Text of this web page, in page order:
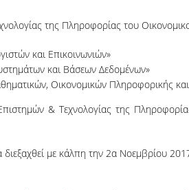
της Πληροφορίας του
και Επικοινωνιών»
και Βάσεων Δεδομένων»
Οικονομικών Πληροφορικής και
& Τεχνολογίας της
διεξαχθεί με κάλπη την 2α Νοεμβρίου